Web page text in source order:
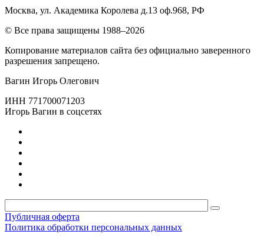
Москва, ул. Академика Королева д.13 оф.968, РФ
© Все права защищены 1988–2026
Копирование материалов сайта без официально заверенного
разрешения запрещено.
Вагин Игорь Олегович
ИНН 771700071203
Игорь Вагин в соцсетях
Публичная оферта
Политика обработки персональных данных